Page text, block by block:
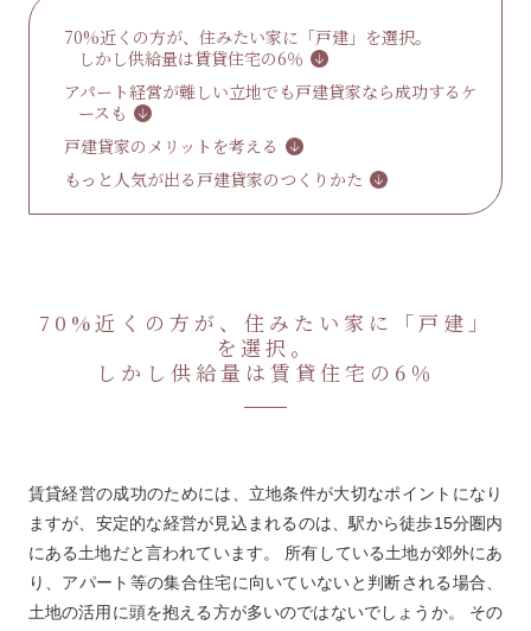
70%近くの方が、住みたい家に「戸建」を選択。
しかし供給量は賃貸住宅の6％
アパート経営が難しい立地でも戸建貸家なら成功するケ
ースも
戸建貸家のメリットを考える
もっと人気が出る戸建貸家のつくりかた
70%近くの方が、住みたい家に「戸建」
を選択。
しかし供給量は賃貸住宅の6％
賃貸経営の成功のためには、立地条件が大切なポイントになり
ますが、安定的な経営が見込まれるのは、駅から徒歩15分圏内
にある土地だと言われています。 所有している土地が郊外にあ
り、アパート等の集合住宅に向いていないと判断される場合、
土地の活用に頭を抱える方が多いのではないでしょうか。 その